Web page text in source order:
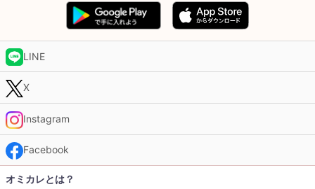
LINE
X
Instagram
Facebook
オミカレとは？